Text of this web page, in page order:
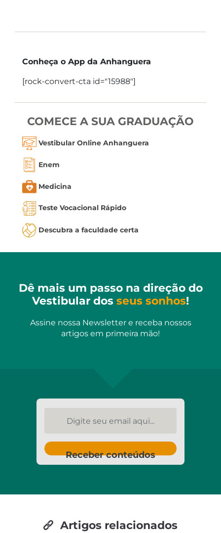
Conheça o App da Anhanguera
[rock-convert-cta id="15988"]
COMECE A SUA GRADUAÇÃO
Vestibular Online Anhanguera
Enem
Medicina
Teste Vocacional Rápido
Descubra a faculdade certa
Dê mais um passo na direção do
Vestibular dos seus sonhos!
Assine nossa Newsletter e receba nossos
artigos em primeira mão!
Receber conteúdos
Artigos relacionados